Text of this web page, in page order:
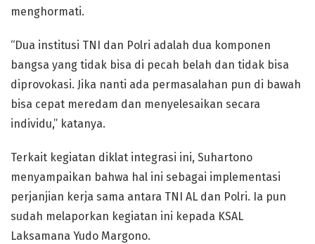
menghormati.
“Dua institusi TNI dan Polri adalah dua komponen
bangsa yang tidak bisa di pecah belah dan tidak bisa
diprovokasi. Jika nanti ada permasalahan pun di bawah
bisa cepat meredam dan menyelesaikan secara
individu,” katanya.
Terkait kegiatan diklat integrasi ini, Suhartono
menyampaikan bahwa hal ini sebagai implementasi
perjanjian kerja sama antara TNI AL dan Polri. Ia pun
sudah melaporkan kegiatan ini kepada KSAL
Laksamana Yudo Margono.